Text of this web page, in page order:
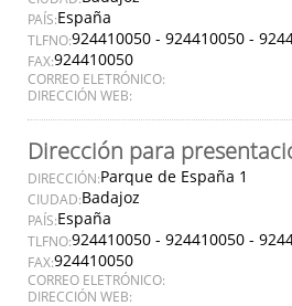
PAÍS:España
TLFNO:924410050 - 924410050 -
FAX:924410050
CORREO ELETRÓNICO:
DIRECCIÓN WEB:
Dirección para
DIRECCIÓN:Parque de España 1
CIUDAD:Badajoz
PAÍS:España
TLFNO:924410050 - 924410050 -
FAX:924410050
CORREO ELETRÓNICO:
DIRECCIÓN WEB: